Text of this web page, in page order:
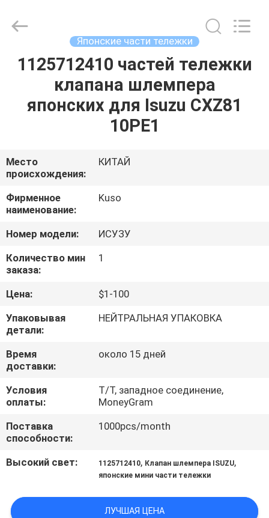
ДОМ
ПРОДУКТЫ
НАС
ПУТЕШЕСТВИЕ
ФАБРИКИ
ПРОВЕРКА
КАЧЕСТВА
СВЯЖИТЕСЬ
МЫ
НОВОСТИ
ЦИТАТУ
САЙТА
Reserved.
Японские части тележки
1125712410 частей тележки
клапана шлемпера
японских для Isuzu CXZ81
10PE1
Место
происхождения:
КИТАЙ
Фирменное
наименование:
Kuso
Номер модели:
ИСУЗУ
Количество мин
заказа:
1
Цена:
$1-100
Упаковывая
детали:
НЕЙТРАЛЬНАЯ УПАКОВКА
Время
доставки:
около 15 дней
Условия
оплаты:
T/T, западное соединение,
MoneyGram
Поставка
способности:
1000pcs/month
Высокий свет: 1125712410, Клапан шлемпера ISUZU,
японские мини части тележки
ЛУЧШАЯ ЦЕНА